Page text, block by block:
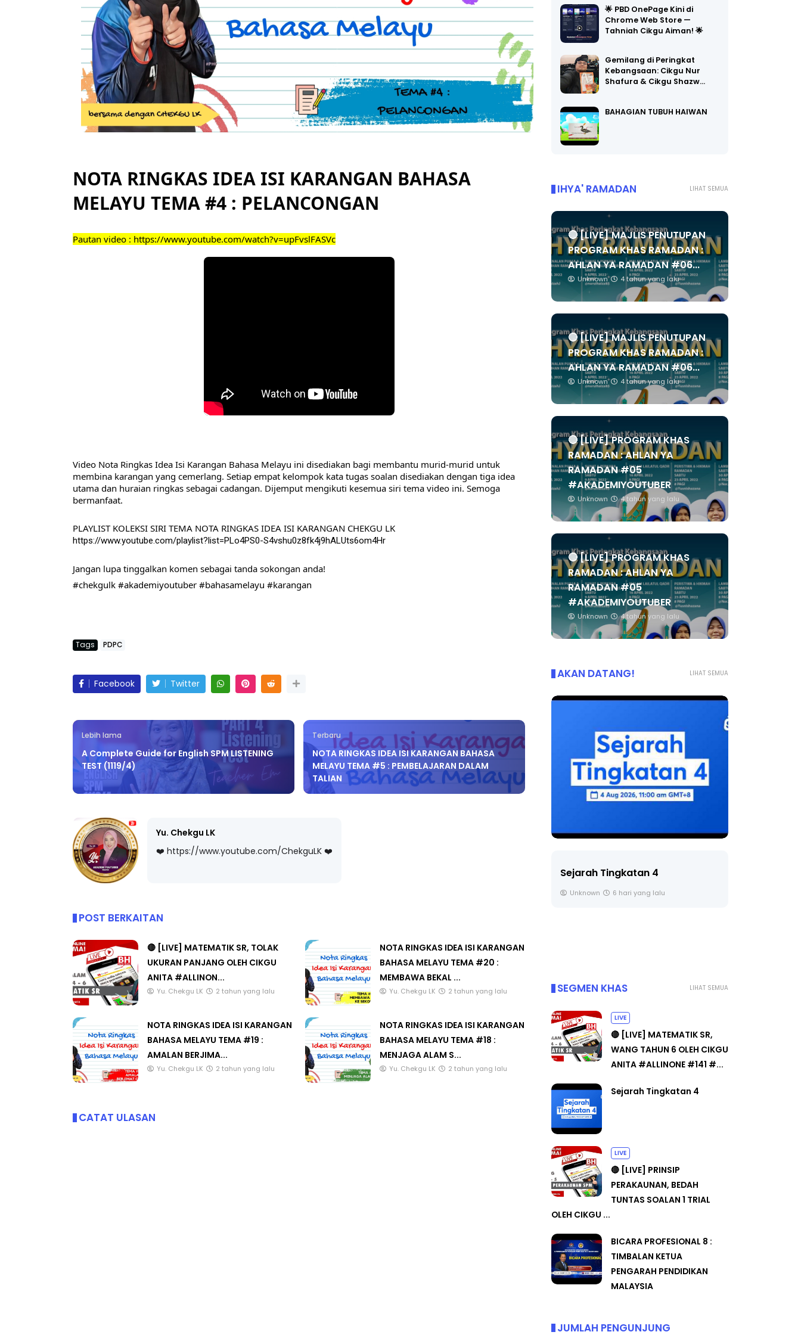
NOTA RINGKAS IDEA ISI KARANGAN BAHASA
MELAYU TEMA #4 : PELANCONGAN
Pautan video : https://www.youtube.com/watch?v=upFvslFASVc
Video Nota Ringkas Idea Isi Karangan Bahasa Melayu ini disediakan bagi membantu murid-murid untuk
membina karangan yang cemerlang. Setiap empat kelompok kata tugas soalan disediakan dengan tiga idea
utama dan huraian ringkas sebagai cadangan. Dijemput mengikuti kesemua siri tema video ini. Semoga
bermanfaat.
PLAYLIST KOLEKSI SIRI TEMA NOTA RINGKAS IDEA ISI KARANGAN CHEKGU LK
https://www.youtube.com/playlist?list=PLo4PS0-S4vshu0z8fk4j9hALUts6om4Hr
Jangan lupa tinggalkan komen sebagai tanda sokongan anda!
#chekgulk #akademiyoutuber #bahasamelayu #karangan
Tags PDPC
Facebook Twitter
Lebih lama
A Complete Guide for English SPM LISTENING
TEST (1119/4)
Terbaru
NOTA RINGKAS IDEA ISI KARANGAN BAHASA
MELAYU TEMA #5 : PEMBELAJARAN DALAM
TALIAN
Yu. Chekgu LK
❤️ https://www.youtube.com/ChekguLK ❤️
POST BERKAITAN
🔴 [LIVE] MATEMATIK SR, TOLAK
UKURAN PANJANG OLEH CIKGU
ANITA #ALLINON...
Yu. Chekgu LK 2 tahun yang lalu
NOTA RINGKAS IDEA ISI KARANGAN
BAHASA MELAYU TEMA #20 :
MEMBAWA BEKAL ...
Yu. Chekgu LK 2 tahun yang lalu
NOTA RINGKAS IDEA ISI KARANGAN
BAHASA MELAYU TEMA #19 :
AMALAN BERJIMA...
Yu. Chekgu LK 2 tahun yang lalu
NOTA RINGKAS IDEA ISI KARANGAN
BAHASA MELAYU TEMA #18 :
MENJAGA ALAM S...
Yu. Chekgu LK 2 tahun yang lalu
CATAT ULASAN
🌟 PBD OnePage Kini di
Chrome Web Store —
Tahniah Cikgu Aiman! 🌟
Gemilang di Peringkat
Kebangsaan: Cikgu Nur
Shafura & Cikgu Shazw…
BAHAGIAN TUBUH HAIWAN
LIHAT SEMUA
IHYA' RAMADAN
🔴 [LIVE] MAJLIS PENUTUPAN
PROGRAM KHAS RAMADAN :
AHLAN YA RAMADAN #06...
Unknown 4 tahun yang lalu
🔴 [LIVE] MAJLIS PENUTUPAN
PROGRAM KHAS RAMADAN :
AHLAN YA RAMADAN #06...
Unknown 4 tahun yang lalu
🔴 [LIVE] PROGRAM KHAS
RAMADAN : AHLAN YA
RAMADAN #05
#AKADEMIYOUTUBER
Unknown 4 tahun yang lalu
🔴 [LIVE] PROGRAM KHAS
RAMADAN : AHLAN YA
RAMADAN #05
#AKADEMIYOUTUBER
Unknown 4 tahun yang lalu
LIHAT SEMUA
AKAN DATANG!
BICARA KORPORAT 3 : PROGRAM
MAKANAN SELAMAT DAN
9 hari yang lalu
6 hari yang lalu
LIVE
🔴 [LIVE] PRINSIP PERAKAUNAN,
LIHAT SEMUA
SEGMEN KHAS
LIVE
🔴 [LIVE] MATEMATIK SR,
WANG TAHUN 6 OLEH CIKGU
ANITA #ALLINONE #141 #...
Sejarah Tingkatan 4
LIVE
🔴 [LIVE] PRINSIP
PERAKAUNAN, BEDAH
TUNTAS SOALAN 1 TRIAL
OLEH CIKGU ...
BICARA PROFESIONAL 8 :
TIMBALAN KETUA
PENGARAH PENDIDIKAN
MALAYSIA
JUMLAH PENGUNJUNG